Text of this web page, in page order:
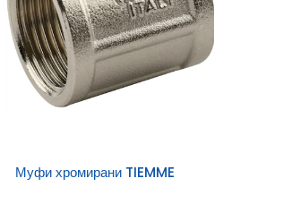
Муфи хромирани TIEMME